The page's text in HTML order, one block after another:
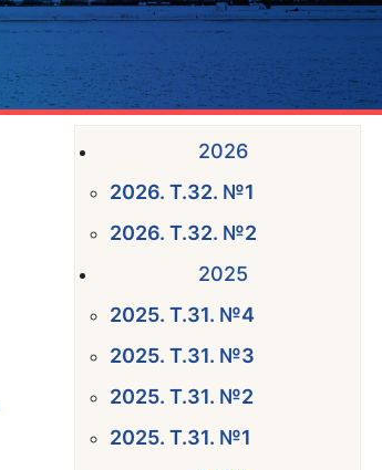
2026
2026. Т.32. №1
2026. Т.32. №2
2025
2025. Т.31. №4
2025. Т.31. №3
2025. Т.31. №2
2025. Т.31. №1